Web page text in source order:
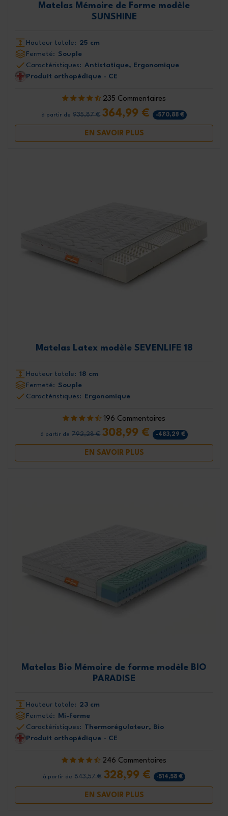
Matelas Mémoire de Forme modèle
SUNSHINE
Hauteur totale: 25 cm
Fermeté: Souple
Caractéristiques: Antistatique, Ergonomique
Produit orthopédique - CE
235 Commentaires
à partir de 935,87 € 364,99 € -570,88 €
EN SAVOIR PLUS
Matelas Latex modèle SEVENLIFE 18
Hauteur totale: 18 cm
Fermeté: Souple
Caractéristiques: Ergonomique
196 Commentaires
à partir de 792,28 € 308,99 € -483,29 €
EN SAVOIR PLUS
Matelas Bio Mémoire de forme modèle BIO
PARADISE
Hauteur totale: 23 cm
Fermeté:
Mi-ferme
Caractéristiques: Thermorégulateur, Bio
Produit orthopédique - CE
246 Commentaires
à partir de 843,57 € 328,99 € -514,58 €
EN SAVOIR PLUS